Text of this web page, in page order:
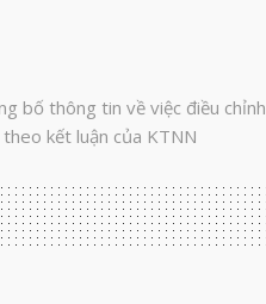
bố thông tin về việc điều chỉnh
theo kết luận của KTNN